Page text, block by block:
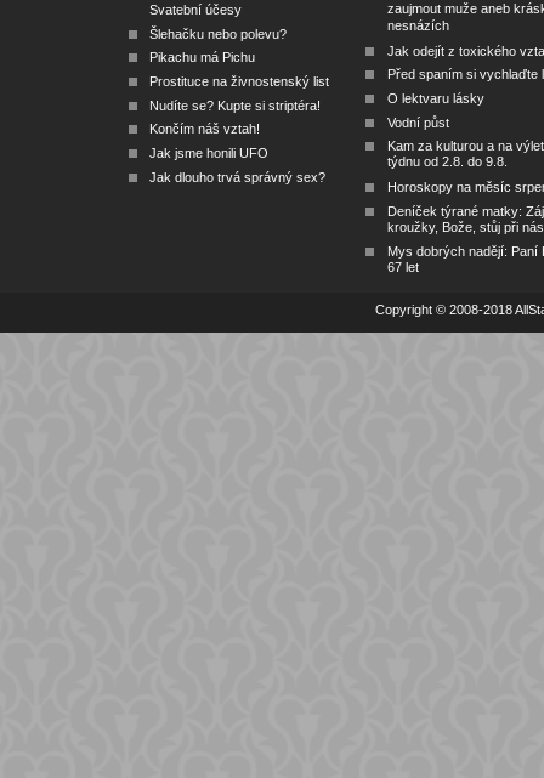
Svatební účesy
Šlehačku nebo polevu?
Pikachu má Pichu
Prostituce na živnostenský list
Nudíte se? Kupte si striptéra!
Končím náš vztah!
Jak jsme honili UFO
Jak dlouho trvá správný sex?
zaujmout muže aneb
nesnázích
Jak odejít z toxického
Před spaním si vychlaďte
O lektvaru lásky
Vodní půst
Kam za kulturou a na
týdnu od 2.8. do 9.8.
Horoskopy na měsíc
Deníček týrané matky:
kroužky, Bože, stůj při nás
Mys dobrých nadějí: Paní
67 let
Copyright © 2008-2018